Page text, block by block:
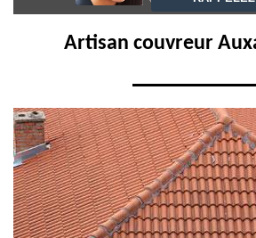
Artisan couvreur